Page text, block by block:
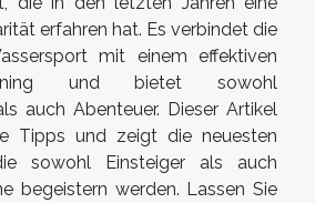
erfahren hat. Es verbindet die
mit einem effektiven
und bietet sowohl
auch Abenteuer. Dieser Artikel
Tipps und zeigt die neuesten
sowohl Einsteiger als auch
begeistern werden. Lassen Sie